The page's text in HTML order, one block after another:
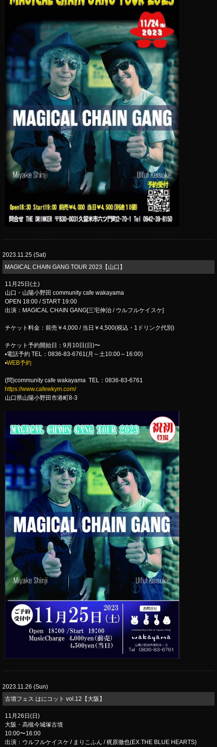
2023.11.25 (Sat)
​MAGICAL CHAIN GANG TOUR 2023【山口】
11月25日(土)
山口・山陽小野田 community cafe wakayama
OPEN 18:00 / START 19:00
出演：MAGICAL CHAIN GANG[三宅伸治 / ウルフルケイスケ]
チケット料金：前売￥4,000 / 当日￥4,500(税込・1ドリンク代別)
チケット予約開始日：9月10日(日)〜
▪︎電話予約 TEL：0836-83-6761(月～土10:00～16:00)
▪︎WEB予約
(問)community cafe wakayama TEL：0836-83-6761
https://www.cafewkym.com/
山口県山陽小野田市港町8-3
2023.11.26 (Sun)
​古墳フェス はにコット vol.12【大阪】
11月26日(日)
大阪・高槻今城塚古墳
10:00〜16:00
出演：ウルフルケイスケ / まりこふん / 梶原徹也(EX.THE BLUE HEARTS)